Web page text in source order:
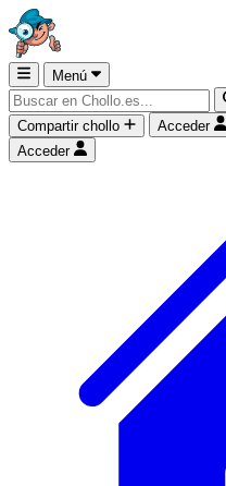
Menú
Compartir chollo
Acceder
Acceder